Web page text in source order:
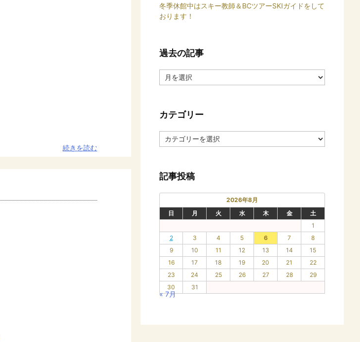
続きを読む
冬季休館中はスキー教師＆BCツアーSKIガイドをして
おります！
過去の記事
去
事
カテゴリー
カ
テ
ー
記事投稿
2026年8月
日
月 火 水 木 金
土
1
2
3 4 5 6 7
8
9
10 11 12 13 14
15
16
17 18 19 20 21
22
23
24 25 26 27 28
29
30
31
« 7月